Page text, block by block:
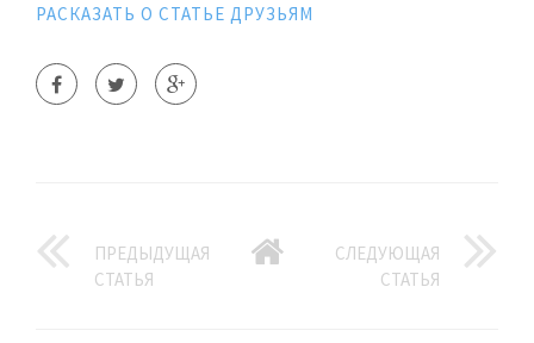
РАСКАЗАТЬ О СТАТЬЕ ДРУЗЬЯМ
ПРЕДЫДУЩАЯ
СТАТЬЯ
СЛЕДУЮЩАЯ
СТАТЬЯ